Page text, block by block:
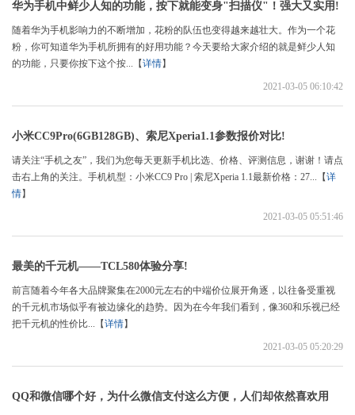
华为手机中鲜少人知的功能，按下就能变身"扫描仪"！强大又实用!
随着华为手机影响力的不断增加，花粉的队伍也变得越来越壮大。作为一个花
粉，你可知道华为手机所拥有的好用功能？今天要给大家介绍的就是鲜少人知
的功能，只要你按下这个按...【详情】
2021-03-05 06:10:42
小米CC9Pro(6GB128GB)、索尼Xperia1.1参数报价对比!
请关注“手机之友”，我们为您每天更新手机比选、价格、评测信息，谢谢！请点
击右上角的关注。手机机型：小米CC9 Pro | 索尼Xperia 1.1最新价格：27...【详
情】
2021-03-05 05:51:46
最美的千元机——TCL580体验分享!
前言随着今年各大品牌聚集在2000元左右的中端价位展开角逐，以往备受重视
的千元机市场似乎有被边缘化的趋势。因为在今年我们看到，像360和乐视已经
把千元机的性价比...【详情】
2021-03-05 05:20:29
QQ和微信哪个好，为什么微信支付这么方便，人们却依然喜欢用